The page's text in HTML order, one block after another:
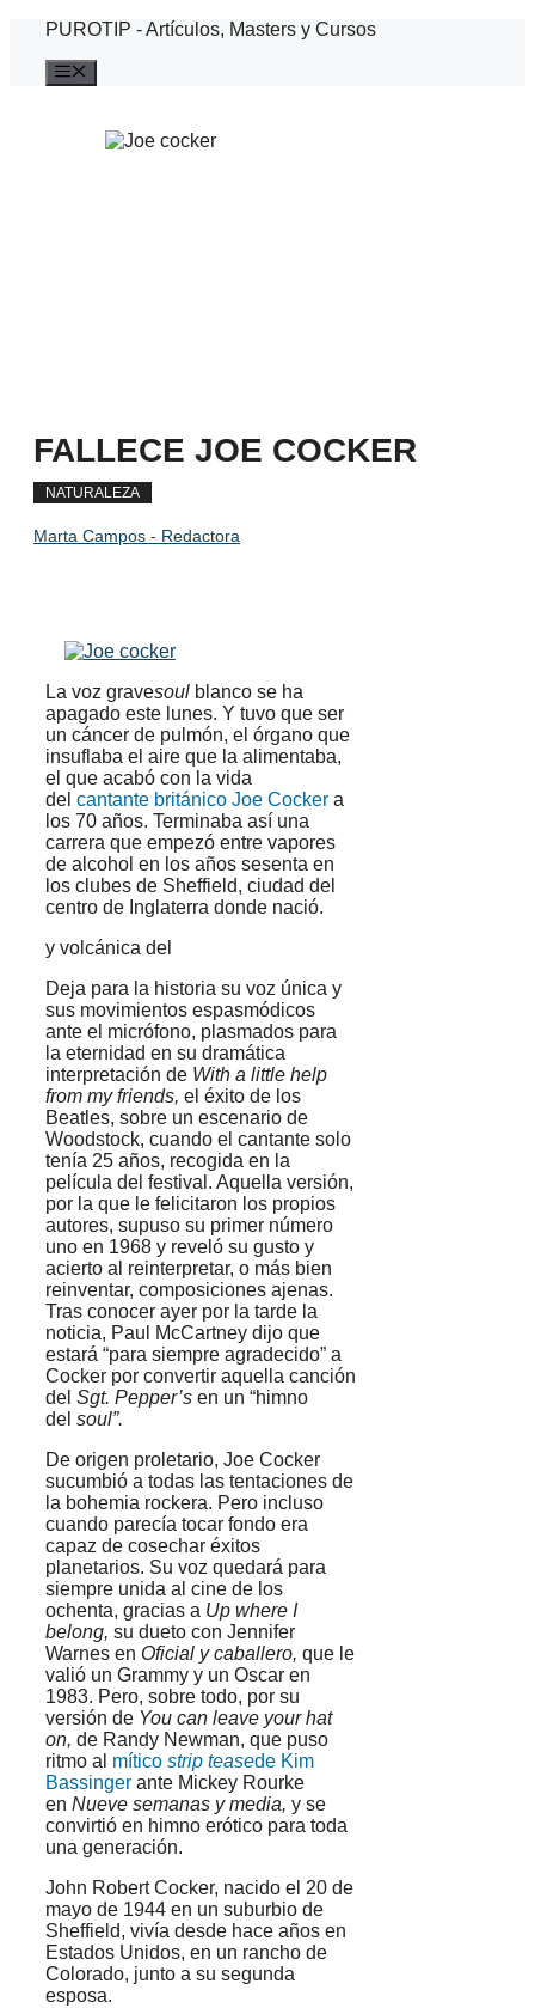
Saltar
contenido
PUROTIP - Artículos, Masters y Cursos
FALLECE JOE COCKER
NATURALEZA
Marta Campos - Redactora
La voz gravesoul blanco se ha
apagado este lunes. Y tuvo que ser
un cáncer de pulmón, el órgano que
insuflaba el aire que la alimentaba,
el que acabó con la vida
del cantante británico Joe Cocker a
los 70 años. Terminaba así una
carrera que empezó entre vapores
de alcohol en los años sesenta en
los clubes de Sheffield, ciudad del
centro de Inglaterra donde nació.
y volcánica del
Deja para la historia su voz única y
sus movimientos espasmódicos
ante el micrófono, plasmados para
la eternidad en su dramática
interpretación de With a little help
from my friends, el éxito de los
Beatles, sobre un escenario de
Woodstock, cuando el cantante solo
tenía 25 años, recogida en la
película del festival. Aquella versión,
por la que le felicitaron los propios
autores, supuso su primer número
uno en 1968 y reveló su gusto y
acierto al reinterpretar, o más bien
reinventar, composiciones ajenas.
Tras conocer ayer por la tarde la
noticia, Paul McCartney dijo que
estará “para siempre agradecido” a
Cocker por convertir aquella canción
del Sgt. Pepper’s en un “himno
del soul”.
De origen proletario, Joe Cocker
sucumbió a todas las tentaciones de
la bohemia rockera. Pero incluso
cuando parecía tocar fondo era
capaz de cosechar éxitos
planetarios. Su voz quedará para
siempre unida al cine de los
ochenta, gracias a Up where I
belong, su dueto con Jennifer
Warnes en Oficial y caballero, que le
valió un Grammy y un Oscar en
1983. Pero, sobre todo, por su
versión de You can leave your hat
on, de Randy Newman, que puso
ritmo al mítico strip teasede Kim
Bassinger ante Mickey Rourke
en Nueve semanas y media, y se
convirtió en himno erótico para toda
una generación.
John Robert Cocker, nacido el 20 de
mayo de 1944 en un suburbio de
Sheffield, vivía desde hace años en
Estados Unidos, en un rancho de
Colorado, junto a su segunda
esposa.